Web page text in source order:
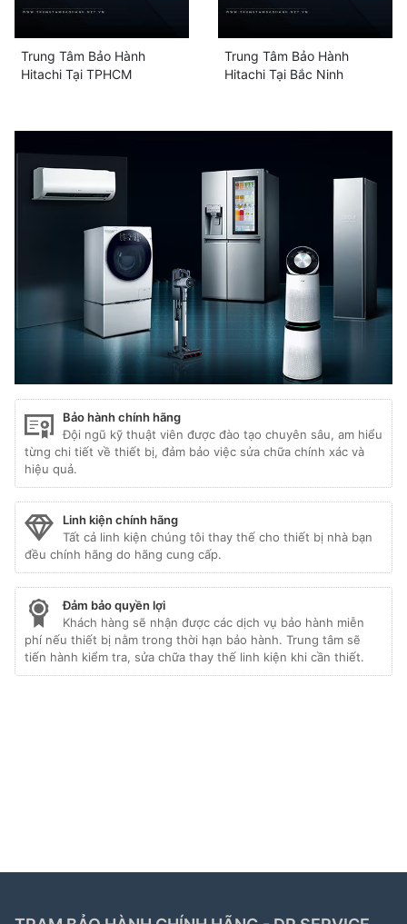
Trung Tâm Bảo Hành
Hitachi Tại TPHCM
Trung Tâm Bảo Hành
Hitachi Tại Bắc Ninh
Bảo hành chính hãng
Đội ngũ kỹ thuật viên được đào tạo chuyên sâu, am hiểu
từng chi tiết về thiết bị, đảm bảo việc sửa chữa chính xác và
hiệu quả.
Linh kiện chính hãng
Tất cả linh kiện chúng tôi thay thế cho thiết bị nhà bạn
đều chính hãng do hãng cung cấp.
Đảm bảo quyền lợi
Khách hàng sẽ nhận được các dịch vụ bảo hành miễn
phí nếu thiết bị nằm trong thời hạn bảo hành. Trung tâm sẽ
tiến hành kiểm tra, sửa chữa thay thế linh kiện khi cần thiết.